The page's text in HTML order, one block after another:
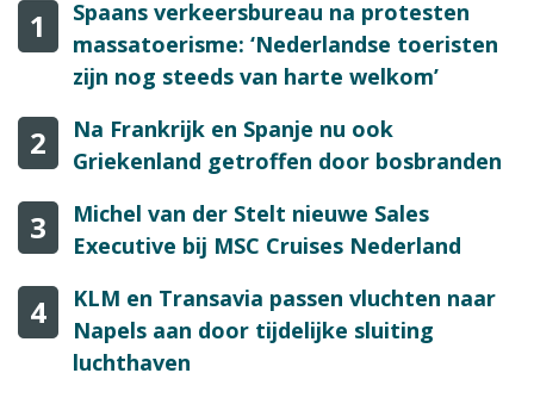
1
Spaans verkeersbureau na protesten
massatoerisme: ‘Nederlandse toeristen
zijn nog steeds van harte welkom’
2
Na Frankrijk en Spanje nu ook
Griekenland getroffen door bosbranden
3
Michel van der Stelt nieuwe Sales
Executive bij MSC Cruises Nederland
4
KLM en Transavia passen vluchten naar
Napels aan door tijdelijke sluiting
luchthaven